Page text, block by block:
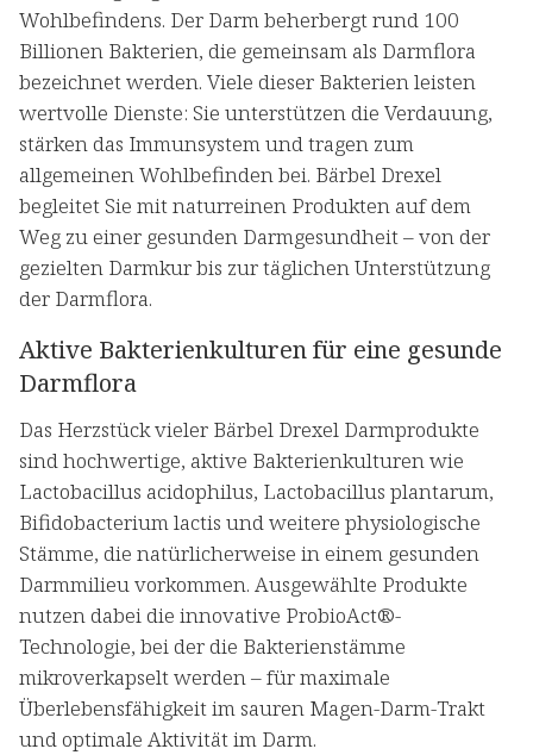
Wohlbefindens. Der Darm beherbergt rund 100
Billionen Bakterien, die gemeinsam als Darmflora
bezeichnet werden. Viele dieser Bakterien leisten
wertvolle Dienste: Sie unterstützen die Verdauung,
stärken das Immunsystem und tragen zum
allgemeinen Wohlbefinden bei. Bärbel Drexel
begleitet Sie mit naturreinen Produkten auf dem
Weg zu einer gesunden Darmgesundheit – von der
gezielten Darmkur bis zur täglichen Unterstützung
der Darmflora.
Aktive Bakterienkulturen für eine gesunde
Darmflora
Das Herzstück vieler Bärbel Drexel Darmprodukte
sind hochwertige, aktive Bakterienkulturen wie
Lactobacillus acidophilus, Lactobacillus plantarum,
Bifidobacterium lactis und weitere physiologische
Stämme, die natürlicherweise in einem gesunden
Darmmilieu vorkommen. Ausgewählte Produkte
nutzen dabei die innovative ProbioAct®-
Technologie, bei der die Bakterienstämme
mikroverkapselt werden – für maximale
Überlebensfähigkeit im sauren Magen-Darm-Trakt
und optimale Aktivität im Darm.